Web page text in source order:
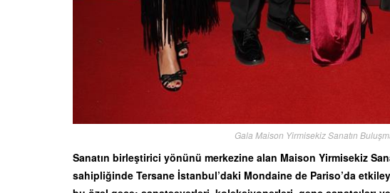
Gala Maison Yirmisekiz Sanatın
Sanatın birleştirici yönünü merkezine alan Maison Yirmisekiz
sahipliğinde Tersane İstanbul’daki Mondaine de Pariso’da